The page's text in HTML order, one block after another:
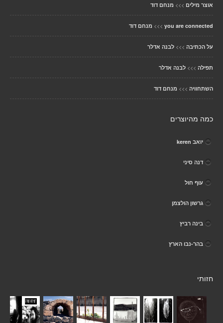
אוצר מילים >>> מנחם דוד
you are connected
>>> מנחם דוד
על הכתיבה >>> לבנה אדלר
תפילה >>> לבנה אדלר
השתחוויה >>> מנחם דוד
כמה מהיוצרים
יואב keren
דנה סיני
עוף חול
גרשון הולצמן
בינה רביץ
בהר-נבו הארץ
חזותי